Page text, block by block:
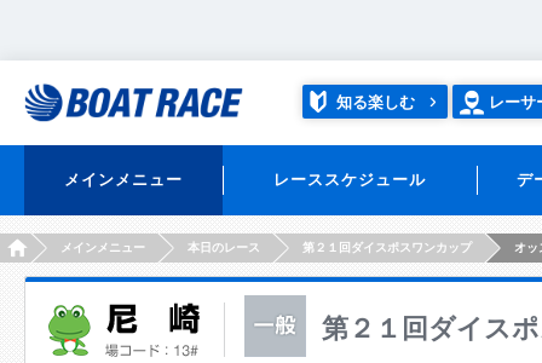
知る楽しむ レーサ
メインメニュー レーススケジュール デ
HOMEメインメニュー 本日のレース 第２１回ダイスポスワンカップ オッ
第２１回ダイス